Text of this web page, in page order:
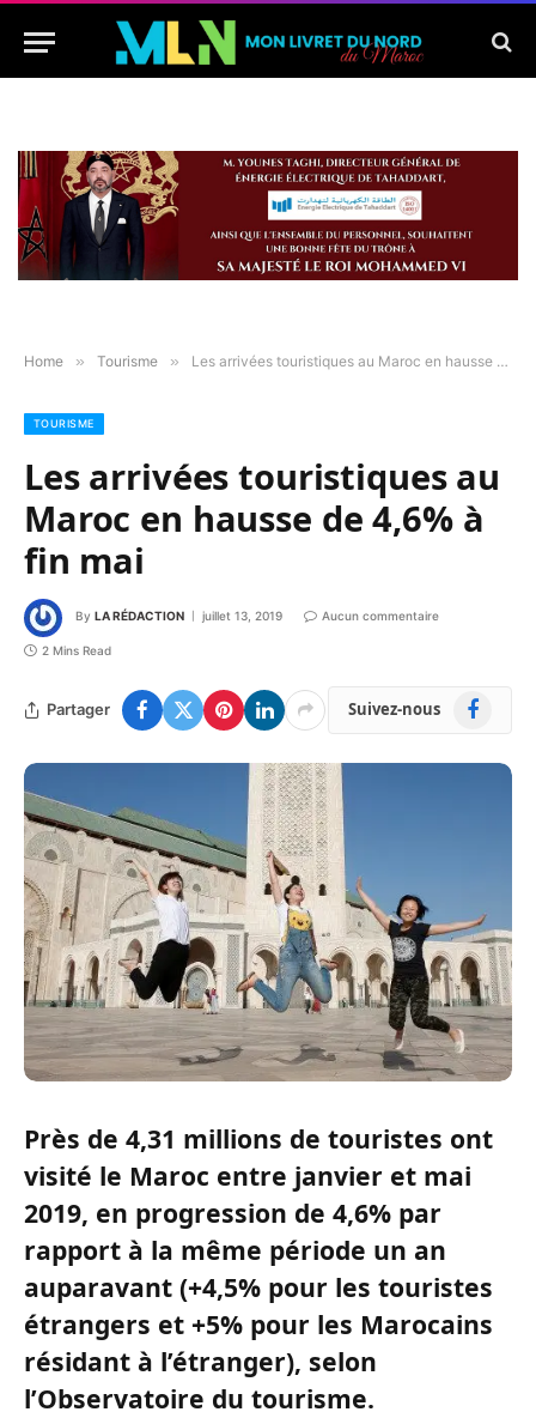
Home » Tourisme » Les arrivées touristiques au Maroc en hausse de 4,6% à fin mai
TOURISME
Les arrivées touristiques au
Maroc en hausse de 4,6% à
fin mai
By LA RÉDACTION juillet 13, 2019 Aucun commentaire
2 Mins Read
Partager Suivez-nous Facebook
Près de 4,31 millions de touristes ont
visité le Maroc entre janvier et mai
2019, en progression de 4,6% par
rapport à la même période un an
auparavant (+4,5% pour les touristes
étrangers et +5% pour les Marocains
résidant à l’étranger), selon
l’Observatoire du tourisme.